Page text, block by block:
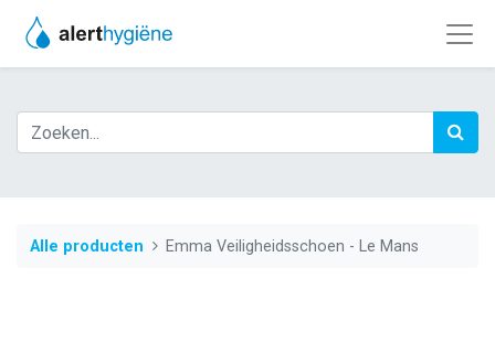
Alle producten Emma Veiligheidsschoen - Le Mans